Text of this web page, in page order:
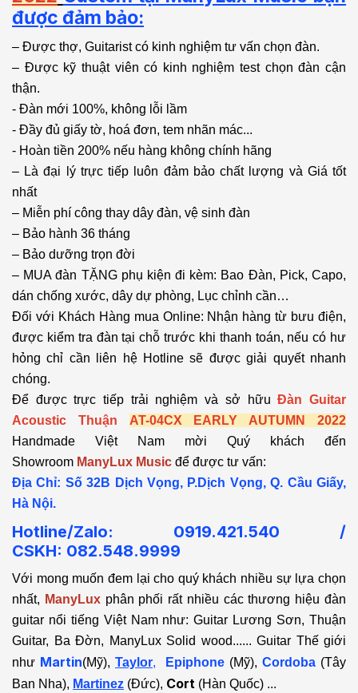
được đảm bảo:
– Được thợ, Guitarist có kinh nghiệm tư vấn chọn đàn.
– Được kỹ thuật viên có kinh nghiệm test chọn đàn cận
thận.
- Đàn mới 100%, không lỗi lầm
- Đầy đủ giấy tờ, hoá đơn, tem nhãn mác...
- Hoàn tiền 200% nếu hàng không chính hãng
– Là đại lý trực tiếp luôn đảm bảo chất lượng và Giá tốt
nhất
– Miễn phí công thay dây đàn, vệ sinh đàn
– Bảo hành 36 tháng
– Bảo dưỡng trọn đời
– MUA đàn TẶNG phụ kiện đi kèm: Bao Đàn, Pick, Capo,
dán chống xước, dây dự phòng, Lục chỉnh cần…
Đối với Khách Hàng mua Online: Nhận hàng từ bưu điện,
được kiểm tra đàn tại chỗ trước khi thanh toán, nếu có hư
hỏng chỉ cần liên hệ Hotline sẽ được giải quyết nhanh
chóng.
Để được trực tiếp trải nghiệm và sở hữu Đàn Guitar
Acoustic Thuận
AT-04CX EARLY AUTUMN 2022
Handmade Việt Nam mời Quý khách đến
Showroom ManyLux Music để được tư vấn:
Địa Chỉ: Số 32B Dịch Vọng, P.Dịch Vọng, Q. Cầu Giấy,
Hà Nội.
Hotline/Zalo: 0919.421.540 /
CSKH: 082.548.9999
Với mong muốn đem lại cho quý khách nhiều sự lựa chọn
nhất, ManyLux phân phối rất nhiều các thương hiệu đàn
guitar nổi tiếng Việt Nam như: Guitar Lương Sơn, Thuận
Guitar, Ba Đờn, ManyLux Solid wood...... Guitar Thế giới
như Martin(Mỹ), Taylor, Epiphone (Mỹ), Cordoba (Tây
Ban Nha), Martinez (Đức), Cort (Hàn Quốc) ...